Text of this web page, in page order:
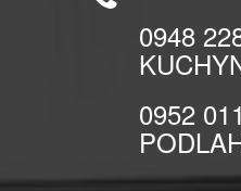
0948
0952